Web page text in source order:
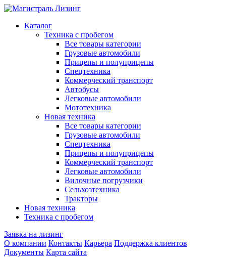
Каталог
Техника с пробегом
Все товары категории
Грузовые автомобили
Прицепы и полуприцепы
Спецтехника
Коммерческий транспорт
Автобусы
Легковые автомобили
Мототехника
Новая техника
Все товары категории
Грузовые автомобили
Спецтехника
Прицепы и полуприцепы
Коммерческий транспорт
Легковые автомобили
Вилочные погрузчики
Сельхозтехника
Тракторы
Новая техника
Техника с пробегом
Заявка на лизинг
О компании Контакты Карьера Поддержка клиентов
Документы Карта сайта